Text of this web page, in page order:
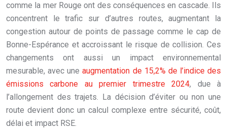
comme la mer Rouge ont des conséquences en cascade. Ils
concentrent le trafic sur d’autres routes, augmentant la
congestion autour de points de passage comme le cap de
Bonne-Espérance et accroissant le risque de collision. Ces
changements ont aussi un impact environnemental
mesurable, avec uneaugmentation de 15,2% de l’indice des
émissions carbone au premier trimestre 2024, due à
l’allongement des trajets. La décision d’éviter ou non une
route devient donc un calcul complexe entre sécurité, coût,
délai et impact RSE.